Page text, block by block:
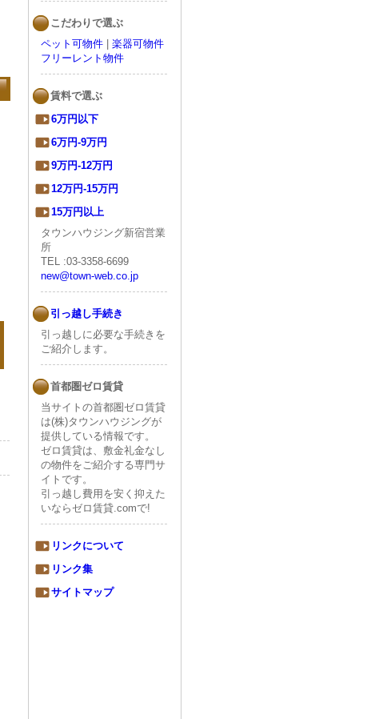
こだわりで選ぶ
ペット可物件
楽器可物件
フリーレント物件
賃料で選ぶ
6万円以下
6万円-9万円
9万円-12万円
12万円-15万円
15万円以上
タウンハウジング新宿営業
所
TEL :03-3358-6699
new@town-web.co.jp
引っ越し手続き
引っ越しに必要な手続きを
ご紹介します。
首都圏ゼロ賃貸
当サイトの首都圏ゼロ賃貸
は(株)タウンハウジングが
提供している情報です。
ゼロ賃貸は、敷金礼金なし
の物件をご紹介する専門サ
イトです。
引っ越し費用を安く抑えた
いならゼロ賃貸.comで!
リンクについて
リンク集
サイトマップ